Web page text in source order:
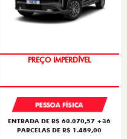
PREÇO IMPERDÍVEL
PESSOA FÍSICA
ENTRADA DE R$ 60.070,57 +36
PARCELAS DE R$ 1.489,00